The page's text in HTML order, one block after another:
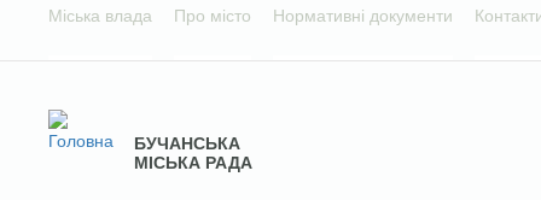
Міська влада Про місто Нормативні документи
БУЧАНСЬКА
МІСЬКА РАДА